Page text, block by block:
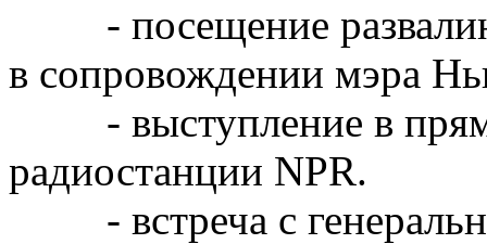
- посещение развалин
в сопровождении мэра
- выступление в
радиостанции NPR.
- встреча с